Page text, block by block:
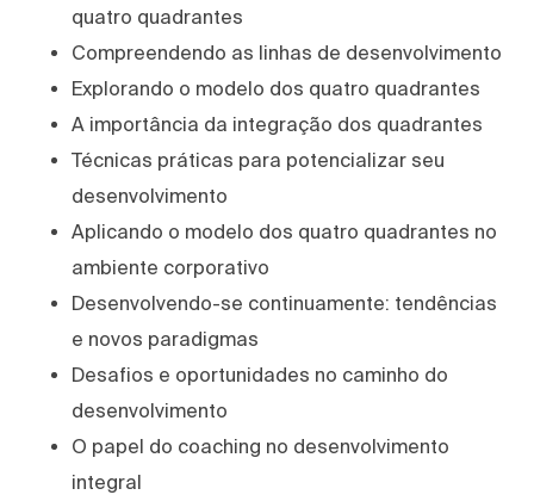
quatro quadrantes
Compreendendo as linhas de desenvolvimento
Explorando o modelo dos quatro quadrantes
A importância da integração dos quadrantes
Técnicas práticas para potencializar seu
desenvolvimento
Aplicando o modelo dos quatro quadrantes no
ambiente corporativo
Desenvolvendo-se continuamente: tendências
e novos paradigmas
Desafios e oportunidades no caminho do
desenvolvimento
O papel do coaching no desenvolvimento
integral